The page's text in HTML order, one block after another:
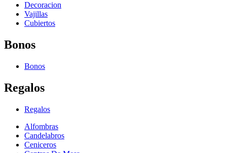
Decoracion
Vajillas
Cubiertos
Bonos
Bonos
Regalos
Regalos
Alfombras
Candelabros
Ceniceros